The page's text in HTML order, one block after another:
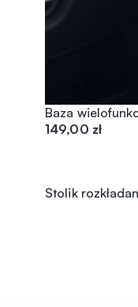
Baza
149,00 zł
Stolik